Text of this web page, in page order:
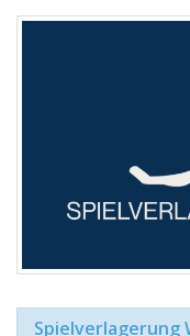
Spielverlagerung